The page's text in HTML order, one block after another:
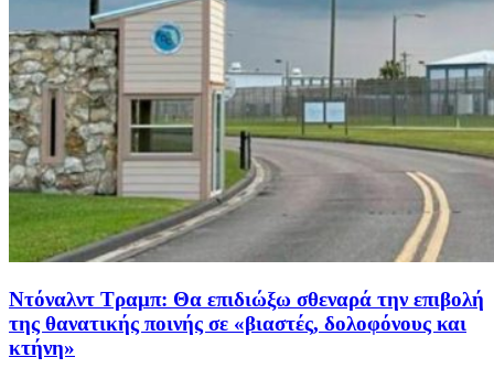
Ντόναλντ Τραμπ: Θα επιδιώξω σθεναρά την επιβολή
της θανατικής ποινής σε «βιαστές, δολοφόνους και
κτήνη»